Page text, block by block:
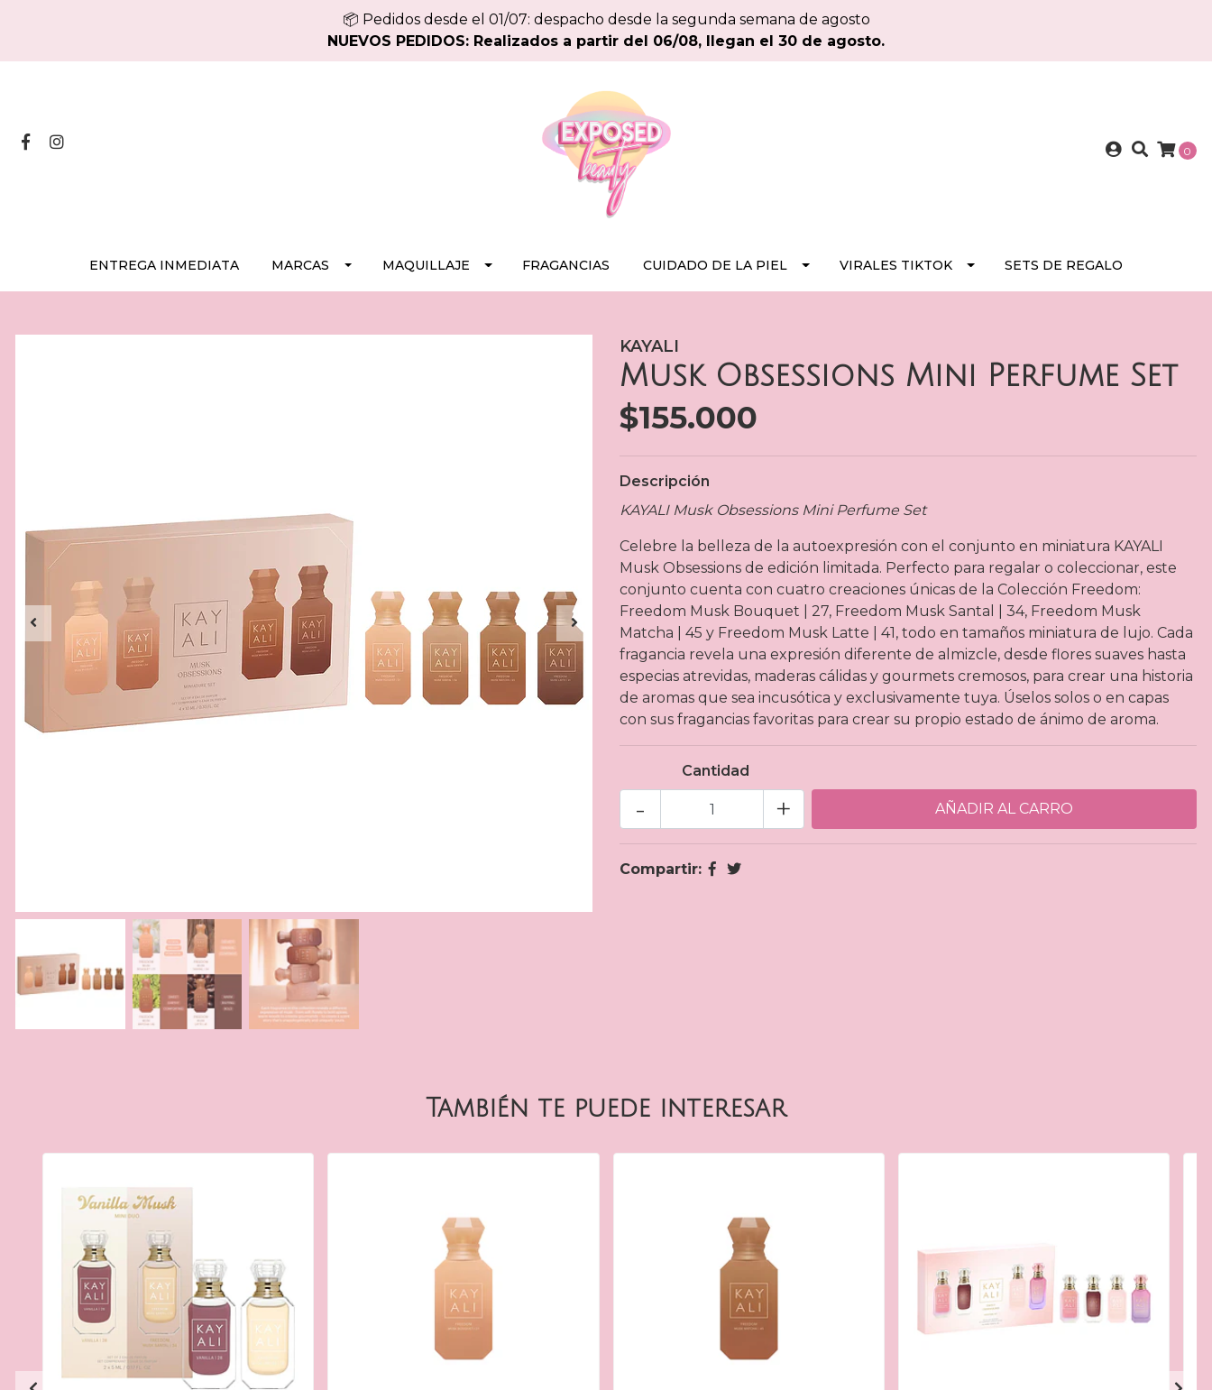
📦 Pedidos desde el 01/07: despacho desde la segunda semana de agosto
NUEVOS PEDIDOS: Realizados a partir del 06/08, llegan el 30 de agosto.
0
ENTREGA INMEDIATA MARCAS MAQUILLAJE FRAGANCIAS CUIDADO DE LA PIEL VIRALES TIKTOK SETS DE REGALO
KAYALI
Musk Obsessions Mini Perfume Set
$155.000
Descripción
KAYALI Musk Obsessions Mini Perfume Set
Celebre la belleza de la autoexpresión con el conjunto en miniatura KAYALI
Musk Obsessions de edición limitada. Perfecto para regalar o coleccionar, este
conjunto cuenta con cuatro creaciones únicas de la Colección Freedom:
Freedom Musk Bouquet | 27, Freedom Musk Santal | 34, Freedom Musk
Matcha | 45 y Freedom Musk Latte | 41, todo en tamaños miniatura de lujo. Cada
fragancia revela una expresión diferente de almizcle, desde flores suaves hasta
especias atrevidas, maderas cálidas y gourmets cremosos, para crear una historia
de aromas que sea incusótica y exclusivamente tuya. Úselos solos o en capas
con sus fragancias favoritas para crear su propio estado de ánimo de aroma.
Cantidad
+
-
Compartir:
También te puede interesar